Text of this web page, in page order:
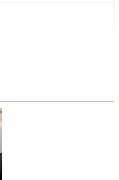
路連線與 Wi-Fi 技術，玩家
屬應用程式直接查看朋友
萬畫素相機拍照上傳分享
更多行動樂趣。
讓使用者能了解電話費
費率，可準確控制您的電
公司資費方案，這軟體就
話時間，自動估算每個月
包，讓您省很大。
培)
1.2GMHz